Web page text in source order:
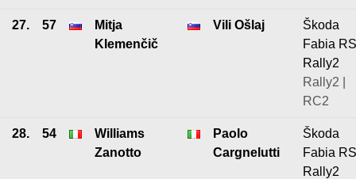
27. 57
Mitja
Klemenčič
Vili Ošlaj
Škoda
Fabia RS
Rally2
Rally2 |
RC2
28. 54
Williams
Zanotto
Paolo
Cargnelutti
Škoda
Fabia RS
Rally2